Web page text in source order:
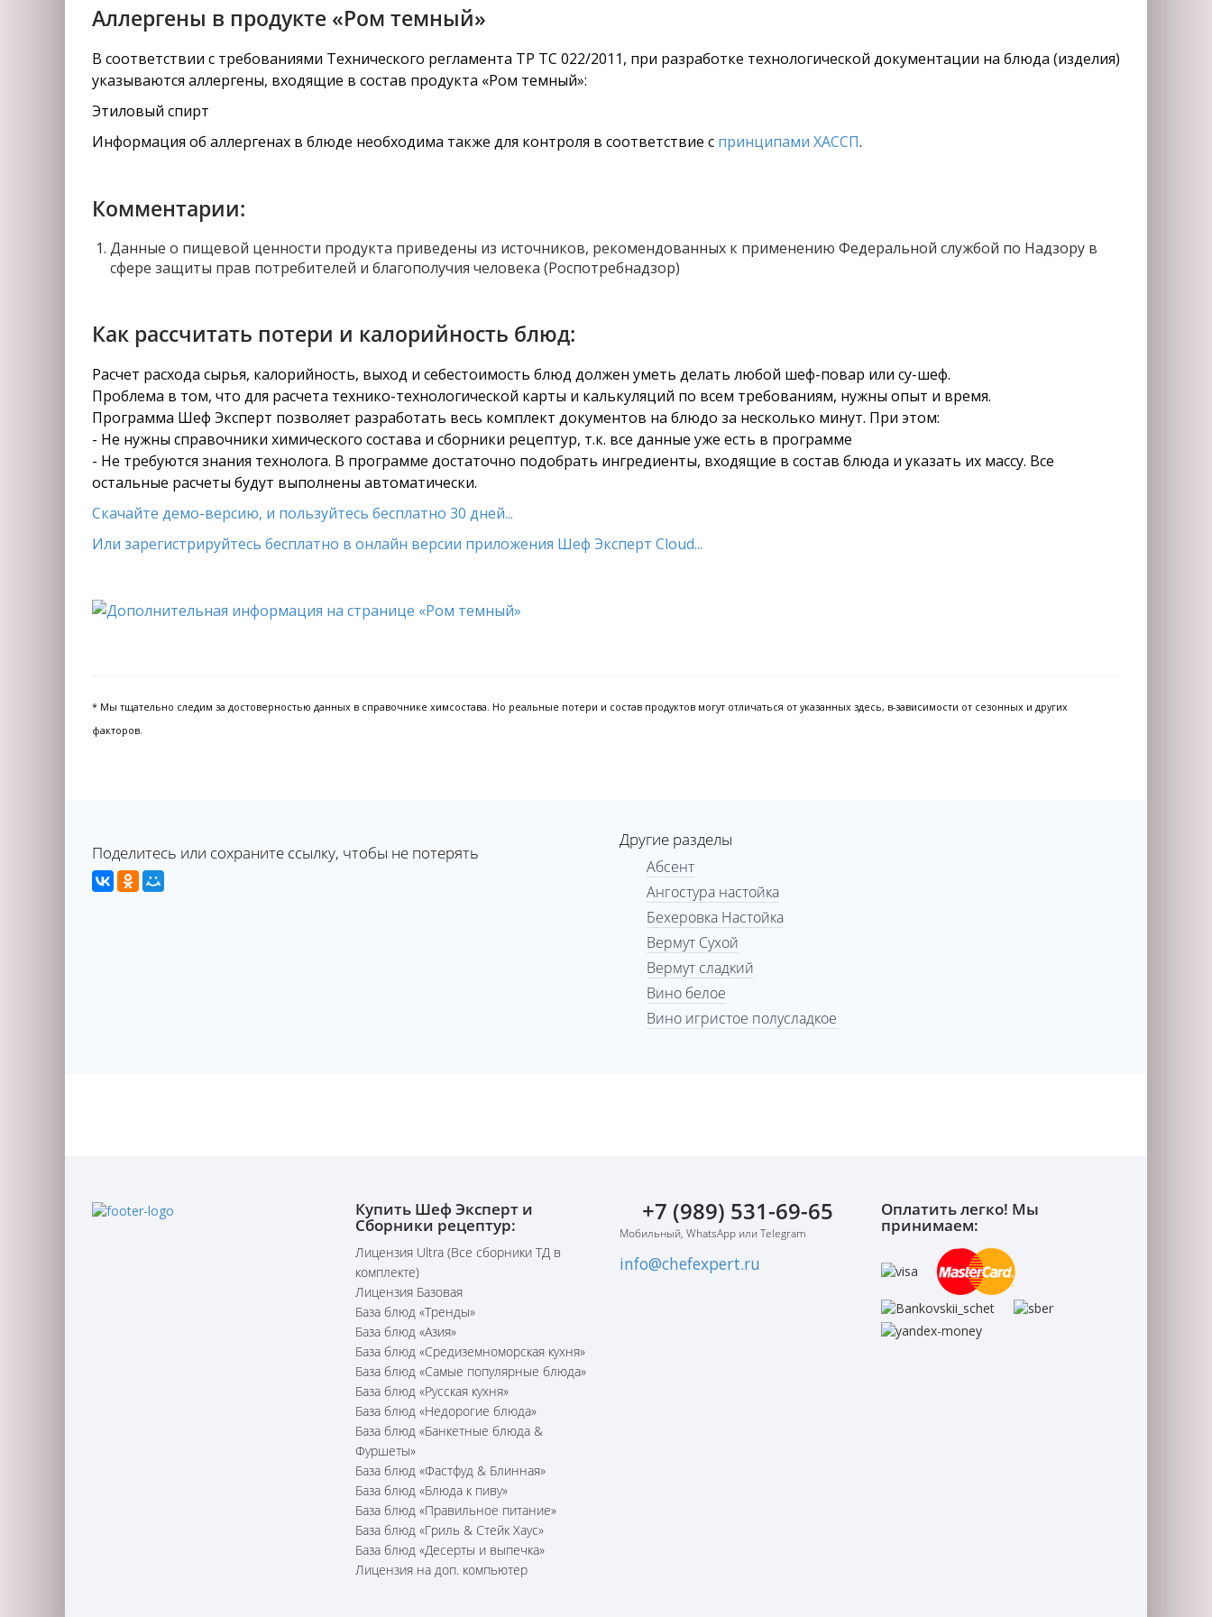
Аллергены в продукте «Ром темный»
В соответствии с требованиями Технического регламента ТР ТС 022/2011, при разработке технологической документации на блюда (изделия)
указываются аллергены, входящие в состав продукта «Ром темный»:
Этиловый спирт
Информация об аллергенах в блюде необходима также для контроля в соответствие с принципами ХАССП.
Комментарии:
Данные о пищевой ценности продукта приведены из источников, рекомендованных к применению Федеральной службой по Надзору в
сфере защиты прав потребителей и благополучия человека (Роспотребнадзор)
Как рассчитать потери и калорийность блюд:
Расчет расхода сырья, калорийность, выход и себестоимость блюд должен уметь делать любой шеф-повар или су-шеф.
Проблема в том, что для расчета технико-технологической карты и калькуляций по всем требованиям, нужны опыт и время.
Программа Шеф Эксперт позволяет разработать весь комплект документов на блюдо за несколько минут. При этом:
- Не нужны справочники химического состава и сборники рецептур, т.к. все данные уже есть в программе
- Не требуются знания технолога. В программе достаточно подобрать ингредиенты, входящие в состав блюда и указать их массу. Все
остальные расчеты будут выполнены автоматически.
Скачайте демо-версию, и пользуйтесь бесплатно 30 дней...
Или зарегистрируйтесь бесплатно в онлайн версии приложения Шеф Эксперт Cloud...
* Мы тщательно следим за достоверностью данных в справочнике химсостава. Но реальные потери и состав продуктов могут отличаться от указанных здесь, в-зависимости от сезонных и других
факторов.
Поделитесь или сохраните ссылку, чтобы не потерять
Другие разделы
Абсент
Ангостура настойка
Бехеровка Настойка
Вермут Сухой
Вермут сладкий
Вино белое
Вино игристое полусладкое
Купить Шеф Эксперт и
Сборники рецептур:
Лицензия Ultra (Все сборники ТД в
комплекте)
Лицензия Базовая
База блюд «Тренды»
База блюд «Азия»
База блюд «Средиземноморская кухня»
База блюд «Самые популярные блюда»
База блюд «Русская кухня»
База блюд «Недорогие блюда»
База блюд «Банкетные блюда &
Фуршеты»
База блюд «Фастфуд & Блинная»
База блюд «Блюда к пиву»
База блюд «Правильное питание»
База блюд «Гриль & Стейк Хаус»
База блюд «Десерты и выпечка»
Лицензия на доп. компьютер
+7 (989) 531-69-65
Мобильный, WhatsApp или Telegram
info@chefexpert.ru
Оплатить легко! Мы
принимаем: